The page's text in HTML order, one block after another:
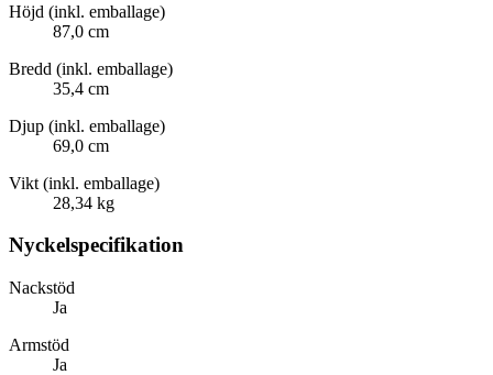
Höjd (inkl. emballage)
87,0 cm
Bredd (inkl. emballage)
35,4 cm
Djup (inkl. emballage)
69,0 cm
Vikt (inkl. emballage)
28,34 kg
Nyckelspecifikation
Nackstöd
Ja
Armstöd
Ja